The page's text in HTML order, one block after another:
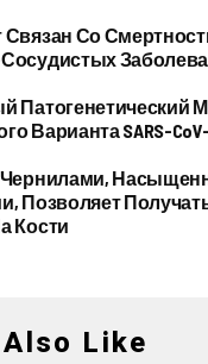
Связан Со
Патогенетический
Варианта SARS-
Чернилами,
Позволяет
Кости
Like